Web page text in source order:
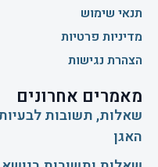
תנאי שימוש
מדיניות פרטיות
הצהרת נגישות
מאמרים אחרונים
שאלות, תשובות
האגן